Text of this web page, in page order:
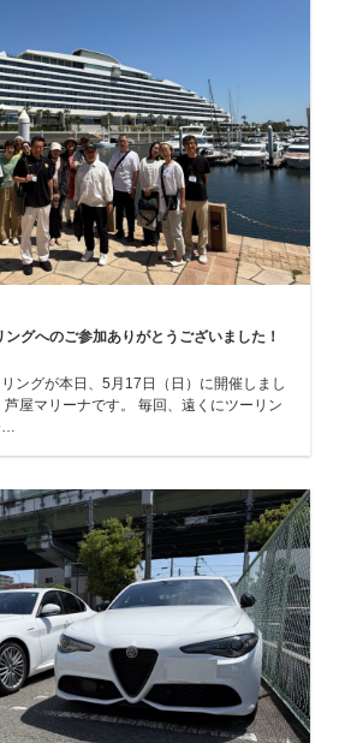
グへのご参加ありがとうございました！
ングが本日、5月17日（日）に開催しまし
…